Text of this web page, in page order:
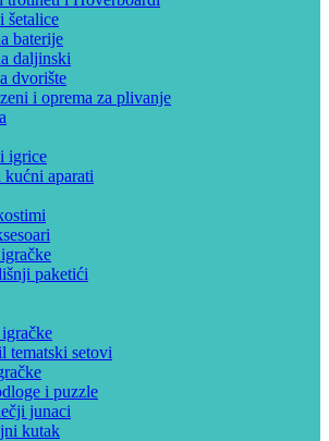
šetalice
baterije
daljinski
dvorište
i oprema za plivanje
igrice
aparati
paketići
tematski setovi
i puzzle
junaci
kutak